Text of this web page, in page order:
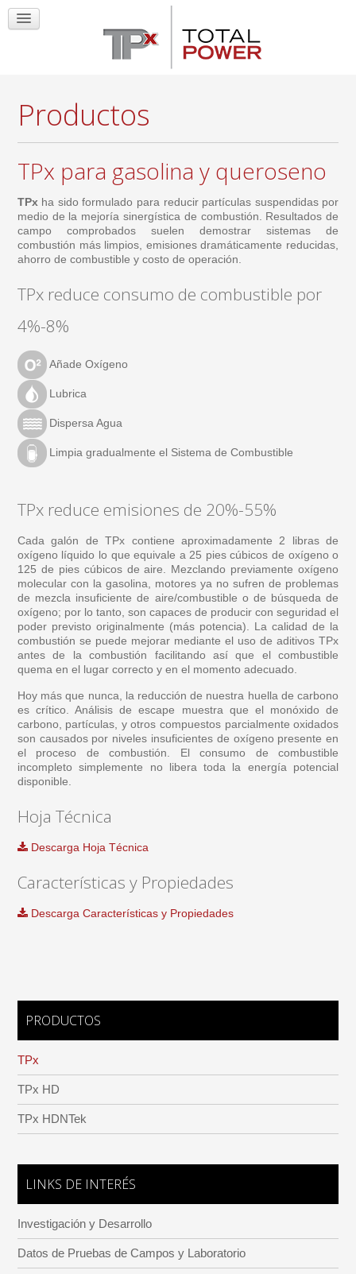
Productos
TPx para gasolina y queroseno
TPxha sido formulado para reducir partículas suspendidas por
medio de la mejoría sinergística de combustión. Resultados de
campo comprobados suelen demostrar sistemas de
combustión más limpios, emisiones dramáticamente reducidas,
ahorro de combustible y costo de operación.
TPx reduce consumo de combustible por
4%-8%
Añade Oxígeno
Lubrica
Dispersa Agua
Limpia gradualmente el Sistema de Combustible
TPx reduce emisiones de 20%-55%
Cada galón de TPx contiene aproximadamente 2 libras de
oxígeno líquido lo que equivale a 25 pies cúbicos de oxígeno o
125 de pies cúbicos de aire. Mezclando previamente oxígeno
molecular con la gasolina, motores ya no sufren de problemas
de mezcla insuficiente de aire/combustible o de búsqueda de
oxígeno; por lo tanto, son capaces de producir con seguridad el
poder previsto originalmente (más potencia). La calidad de la
combustión se puede mejorar mediante el uso de aditivos TPx
antes de la combustión facilitando así que el combustible
quema en el lugar correcto y en el momento adecuado.
Hoy más que nunca, la reducción de nuestra huella de carbono
es crítico. Análisis de escape muestra que el monóxido de
carbono, partículas, y otros compuestos parcialmente oxidados
son causados por niveles insuficientes de oxígeno presente en
el proceso de combustión. El consumo de combustible
incompleto simplemente no libera toda la energía potencial
disponible.
Hoja Técnica
Descarga Hoja Técnica
Características y Propiedades
Descarga Características y Propiedades
PRODUCTOS
TPx
TPx HD
TPx HDNTek
LINKS DE INTERÉS
Investigación y Desarrollo
Datos de Pruebas de Campos y Laboratorio